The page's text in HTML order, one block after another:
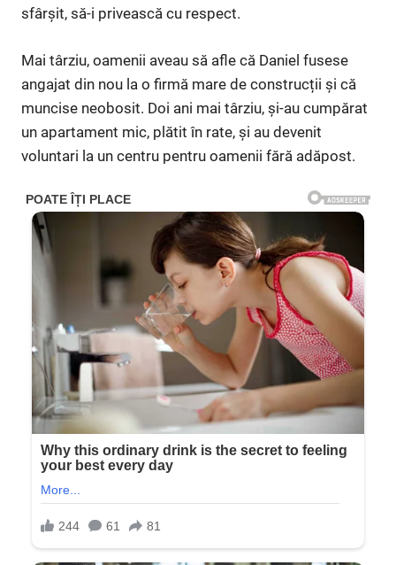
sfârșit, să-i privească cu respect.
Mai târziu, oamenii aveau să afle că Daniel fusese
angajat din nou la o firmă mare de construcții și că
muncise neobosit. Doi ani mai târziu, și-au cumpărat
un apartament mic, plătit în rate, și au devenit
voluntari la un centru pentru oamenii fără adăpost.